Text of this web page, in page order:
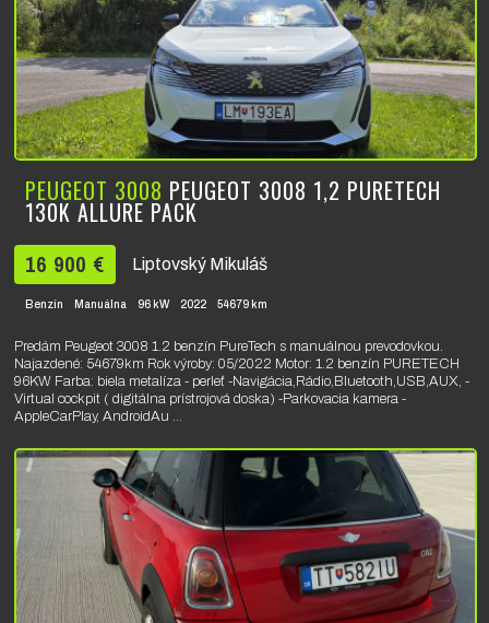
PEUGEOT 3008 PEUGEOT 3008 1,2 PURETECH
130K ALLURE PACK
16 900 € Liptovský Mikuláš
Benzín Manuálna 96 kW 2022 54679 km
Predám Peugeot 3008 1.2 benzín PureTech s manuálnou prevodovkou.
Najazdené: 54679km Rok výroby: 05/2022 Motor: 1.2 benzín PURETECH
96KW Farba: biela metalíza - perleť -Navigácia,Rádio,Bluetooth,USB,AUX, -
Virtual cockpit ( digitálna prístrojová doska) -Parkovacia kamera -
AppleCarPlay, AndroidAu ...